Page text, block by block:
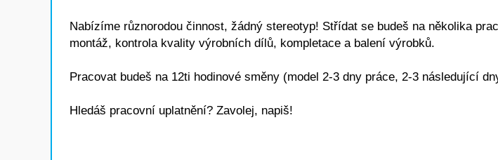
Nabízíme různorodou činnost, žádný stereotyp! Střídat se budeš na několika
montáž, kontrola kvality výrobních dílů, kompletace a balení výrobků.
Pracovat budeš na 12ti hodinové směny (model 2-3 dny práce, 2-3 následující
Hledáš pracovní uplatnění? Zavolej, napiš!